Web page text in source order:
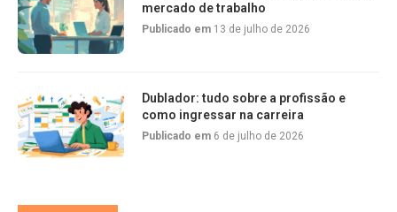
mercado de trabalho
Publicado em 13 de julho de 2026
Dublador: tudo sobre a profissão e
como ingressar na carreira
Publicado em 6 de julho de 2026